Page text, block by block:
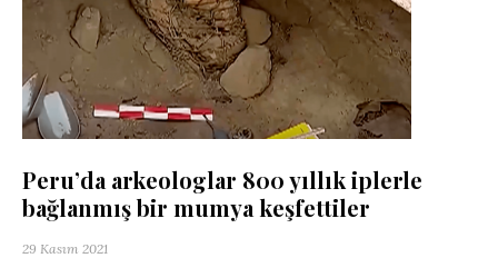
Peru’da arkeologlar 800 yıllık iplerle
bağlanmış bir mumya keşfettiler
29 Kasım 2021